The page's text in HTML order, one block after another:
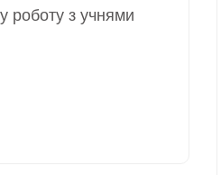
роботу з учнями